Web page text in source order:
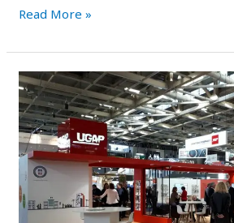
Read More »
Questionnaire
RSE
UGAP
:
ce
que
les